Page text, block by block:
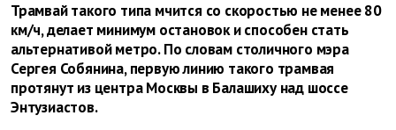
Трамвай такого типа мчится со скоростью не менее 80
км/ч, делает минимум остановок и способен стать
альтернативой метро. По словам столичного мэра
Сергея Собянина, первую линию такого трамвая
протянут из центра Москвы в Балашиху над шоссе
Энтузиастов.